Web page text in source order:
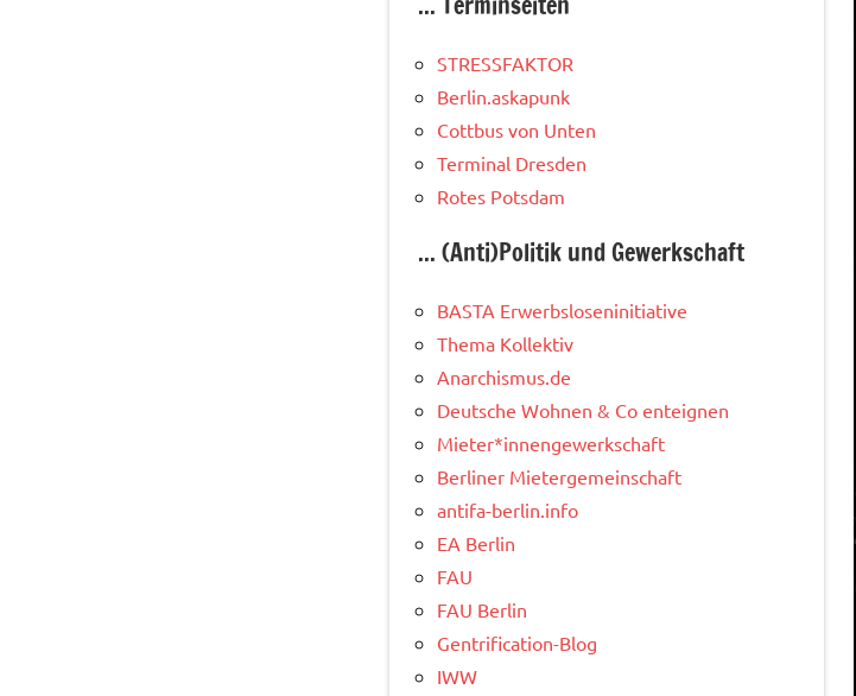
STRESSFAKTOR
Berlin.askapunk
Cottbus von Unten
Terminal Dresden
Rotes Potsdam
... (Anti)Politik und Gewerkschaft
BASTA Erwerbsloseninitiative
Thema Kollektiv
Anarchismus.de
Deutsche Wohnen & Co enteignen
Mieter*innengewerkschaft
Berliner Mietergemeinschaft
antifa-berlin.info
EA Berlin
FAU
FAU Berlin
Gentrification-Blog
IWW